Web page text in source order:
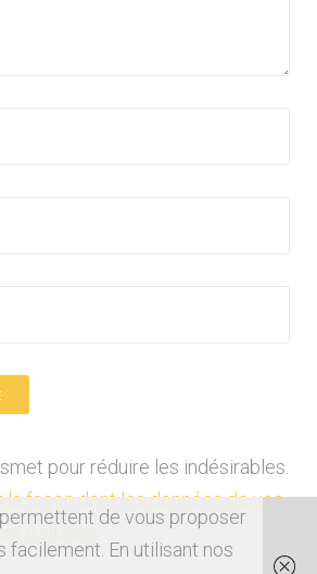
pour réduire les indésirables.
la façon dont les données de vos
traitées
de vous proposer
facilement. En utilisant nos